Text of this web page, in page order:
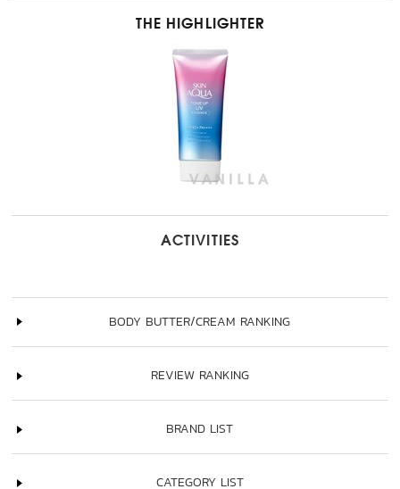
THE HIGHLIGHTER
ACTIVITIES
BODY BUTTER/CREAM RANKING
REVIEW RANKING
BRAND LIST
CATEGORY LIST